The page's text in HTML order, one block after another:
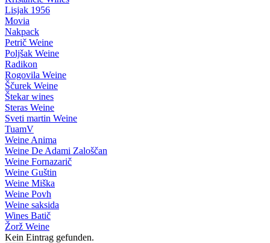
Lisjak 1956
Movia
Nakpack
Petrič Weine
Poljšak Weine
Radikon
Rogovila Weine
Ščurek Weine
Štekar wines
Steras Weine
Sveti martin Weine
TuamV
Weine Anima
Weine De Adami Zaloščan
Weine Fornazarič
Weine Guštin
Weine Miška
Weine Povh
Weine saksida
Wines Batič
Žorž Weine
Kein Eintrag gefunden.